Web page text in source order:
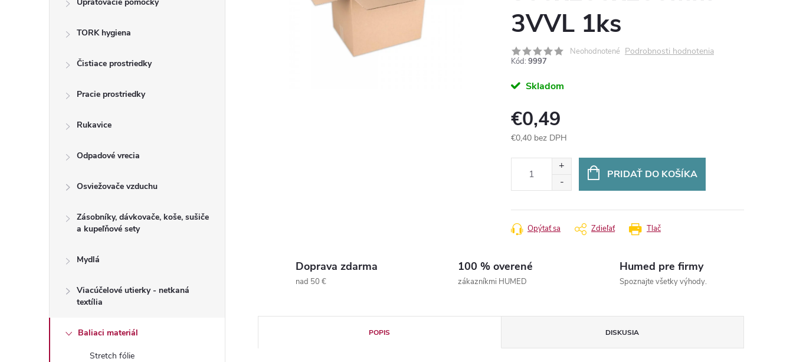
TORK hygiena
Čistiace prostriedky
Pracie prostriedky
Rukavice
Odpadové vrecia
Osviežovače vzduchu
Zásobníky, dávkovače, koše, sušiče
a kupeľňové sety
Mydlá
Viacúčelové utierky - netkaná
textília
Baliaci materiál
Stretch fólie
3VVL 1ks
Neohodnotené Podrobnosti hodnotenia
Kód: 9997
Skladom
€0,49
€0,40 bez DPH
PRIDAŤ DO KOŠÍKA
Tlač
Opýtať sa Zdieľať
Doprava zdarma
nad 50 €
100 % overené
zákazníkmi HUMED
Humed pre firmy
Spoznajte všetky výhody.
POPIS DISKUSIA